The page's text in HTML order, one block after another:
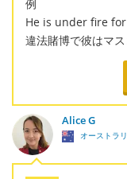
例
He is under fire
違法賭博で彼はマ
Alice G
オーストラ